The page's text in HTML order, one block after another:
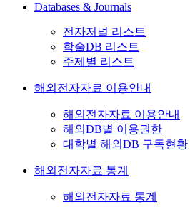
Databases & Journals
전자저널 리스트
학술DB 리스트
주제별 리스트
해외전자자료 이용안내
해외전자자료 이용안내
해외DB별 이용권한
대학별 해외DB 구독현황
해외전자자료 통계
해외전자자료 통계